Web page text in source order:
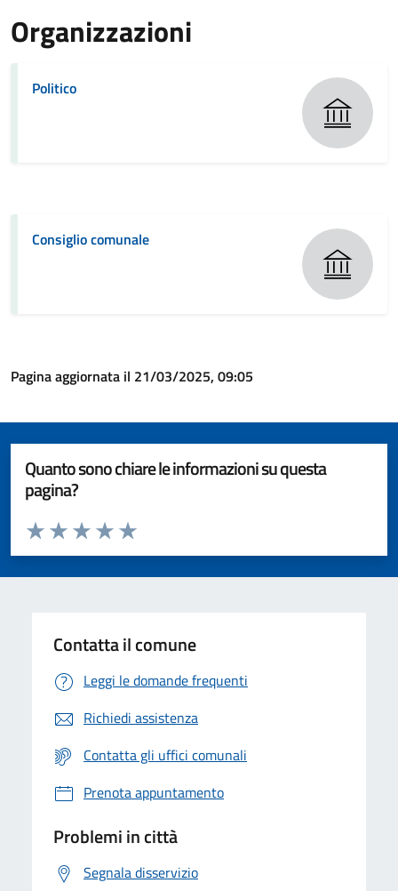
Organizzazioni
Politico
Consiglio comunale
Pagina aggiornata il 21/03/2025, 09:05
Quanto sono chiare le informazioni su questa
pagina?
Valuta da 1 a 5 stelle la pagina
Valuta 5 stelle su 5
Valuta 4 stelle su 5
Valuta 3 stelle su 5
Valuta 2 stelle su 5
Valuta 1 stelle su 5
Contatta il comune
Leggi le domande frequenti
Richiedi assistenza
Contatta gli uffici comunali
Prenota appuntamento
Problemi in città
Segnala disservizio